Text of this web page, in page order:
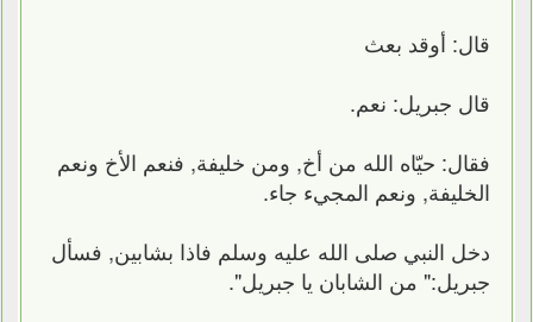
قال: أوقد بعث
قال جبريل: نعم.
فقال: حيّاه الله من أخ, ومن خليفة, فنعم الأخ ونعم
الخليفة, ونعم المجيء جاء.
دخل النبي صلى الله عليه وسلم فاذا بشابين, فسأل
جبريل:" من الشابان يا جبريل".